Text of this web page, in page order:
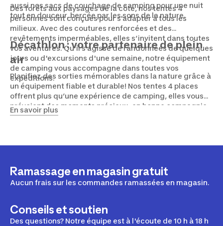
aussi nos sacs de couchage de camping pour une nuit
tout en douceur, bercée par les sons de la nature.
Des forêts aux paysages de la côte, nos tentes 4
personnes sont conçues pour s'adapter à tous les
milieux. Avec des coutures renforcées et des
revêtements imperméables, elles s’invitent dans toutes
vos aventures. Qu'il s'agisse de randonnées de quelques
jours ou d'excursions d'une semaine, notre équipement
de camping vous accompagne dans toutes vos
expéditions.
Décathlon : votre partenaire de plein
air
Planifiez des sorties mémorables dans la nature grâce à
un équipement fiable et durable! Nos tentes 4 places
offrent plus qu’une expérience de camping, elles vous
prévoient des moments précieux, en bonne compagnie.
Découvrez aussi nos coussins de camping, nos chaises
En savoir plus
Ramassage en magasin gratuit
Aucun frais sur les commandes ramassées en magasin.
Conseils et soutien
Des questions? Notre équipe est à l'écoute de 10 h à 18 h